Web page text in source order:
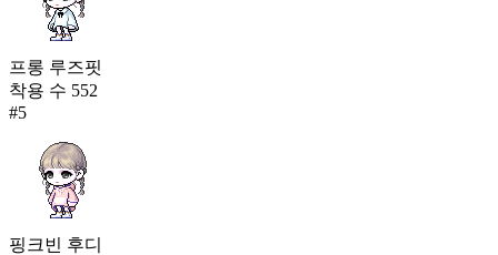
프롱 루즈핏
착용 수 552
#5
핑크빈 후디